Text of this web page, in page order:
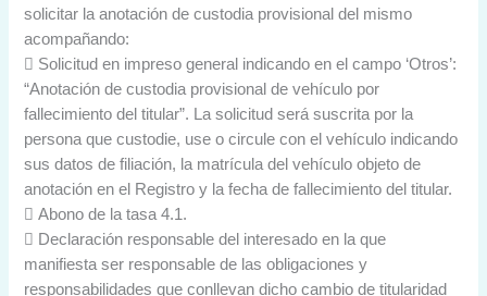
solicitar la anotación de custodia provisional del mismo
acompañando:
 Solicitud en impreso general indicando en el campo ‘Otros’:
“Anotación de custodia provisional de vehículo por
fallecimiento del titular”. La solicitud será suscrita por la
persona que custodie, use o circule con el vehículo indicando
sus datos de filiación, la matrícula del vehículo objeto de
anotación en el Registro y la fecha de fallecimiento del titular.
 Abono de la tasa 4.1.
 Declaración responsable del interesado en la que
manifiesta ser responsable de las obligaciones y
responsabilidades que conllevan dicho cambio de titularidad